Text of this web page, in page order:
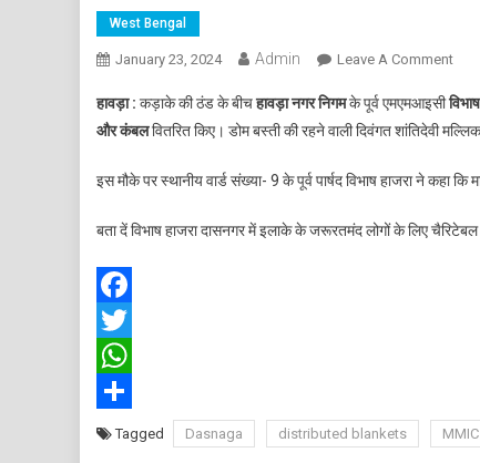
West Bengal
January 23, 2024 Admin Leave A CommentOn
ने
में
बस्ती
हावड़ा : कड़ाके की ठंड के बीचहावड़ा नगर निगमके पूर्व एमएमआइसी
और कंबलवितरित किए। डोम बस्ती की रहने वाली दिवंगत शांतिदेवी
इस मौके पर स्थानीय वार्ड संख्या- 9 के पूर्व पार्षद विभाष हाजरा ने
बता दें विभाष हाजरा दासनगर में इलाके के जरूरतमंद लोगों के लिए
Facebook
Twitter
WhatsApp
ShareTagged Dasnaga distributed blankets MMIC